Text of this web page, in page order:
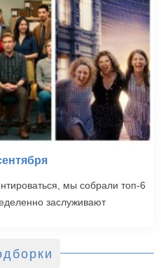
мы собрали топ-6
заслуживают